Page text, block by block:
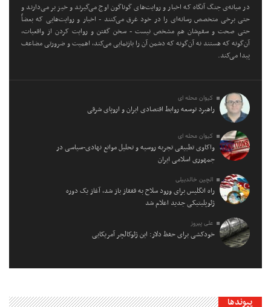
در میانه‌ی جنگ آنگاه که اخبار و روایت‌های گوناگون اوج می‌گیرند و خیز بر می‌دارند و
حتی برخی متخصص رسانه‌ای را در خود غرق می‌کنند - اخبار و روایت‌هایی که بعضاً
حتی صحت و سقم‌شان هم مشخص نیست - سخن گفتن و روایت کردن از واقعیات،
آن‌گونه که هستند نه آن‌گونه که دشمن آن را بازنمایی می‌کند، اهمیت و ضرورتی مضاعف
پیدا می‌کند.
کیوان محله ای
راهبرد توسعه روابط اقتصادی ایران و اروپای شرقی
کیوان محله ای
واکاوی تطبیقی تجربه روسیه و تحلیل موانع نهادی-سیاسی در
جمهوری اسلامی ایران
الچین خالدبیلی
راه انگلیس برای ورود سلاح به قفقاز باز شد، آغاز یک دوره
ژئوپلیتیکی جدید اعلام شد
علی پیروز
خودکشی برای حفظ دلار: این ژئوکالچر آمریکایی
پیوندها